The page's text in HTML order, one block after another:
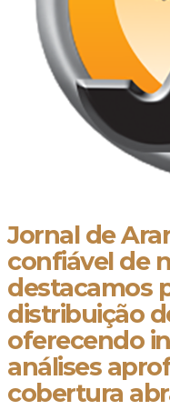
Jornal de
confiável de
destacamos
distribuição
oferecendo
análises
cobertura